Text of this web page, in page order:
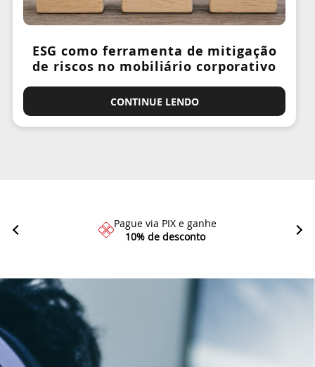
ESG como ferramenta de mitigação
de riscos no mobiliário corporativo
CONTINUE LENDO
Pague via PIX e ganhe
10% de desconto